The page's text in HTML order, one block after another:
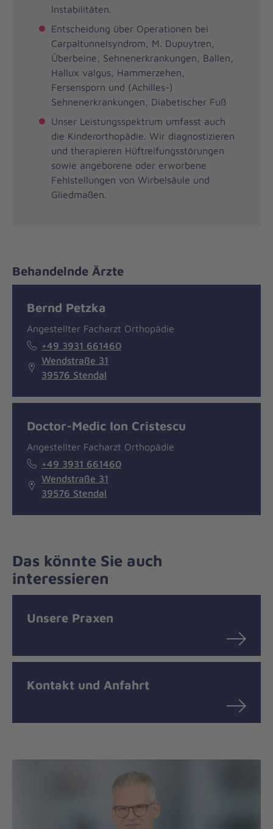
lnstabilitäten.
Entscheidung über Operationen bei
Carpaltunnelsyndrom, M. Dupuytren,
Überbeine, Sehnenerkrankungen, Ballen,
Hallux valgus, Hammerzehen,
Fersensporn und (Achilles-)
Sehnenerkrankungen, Diabetischer Fuß
Unser Leistungsspektrum umfasst auch
die Kinderorthopädie. Wir diagnostizieren
und therapieren Hüftreifungsstörungen
sowie angeborene oder erworbene
Fehlstellungen von Wirbelsäule und
Gliedmaßen.
Behandelnde Ärzte
Bernd Petzka
Angestellter Facharzt Orthopädie
+49 3931 661460
Wendstraße 31
39576 Stendal
Doctor-Medic Ion Cristescu
Angestellter Facharzt Orthopädie
+49 3931 661460
Wendstraße 31
39576 Stendal
Das könnte Sie auch
interessieren
Unsere Praxen
Kontakt und Anfahrt